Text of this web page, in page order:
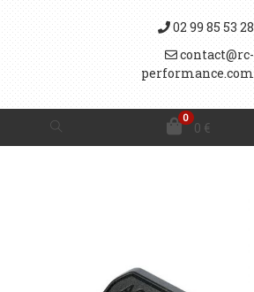
02 99 85 53 28
contact@rc-
performance.com
0
0 €